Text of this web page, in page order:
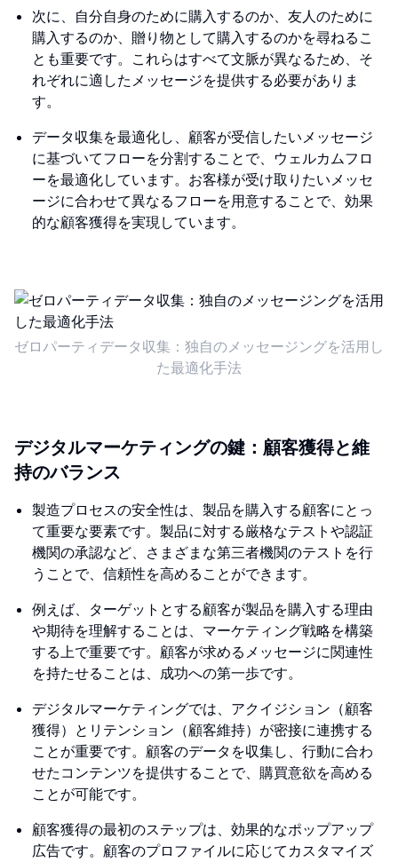
次に、自分自身のために購入するのか、友人のために
購入するのか、贈り物として購入するのかを尋ねるこ
とも重要です。これらはすべて文脈が異なるため、そ
れぞれに適したメッセージを提供する必要がありま
す。
データ収集を最適化し、顧客が受信したいメッセージ
に基づいてフローを分割することで、ウェルカムフロ
ーを最適化しています。お客様が受け取りたいメッセ
ージに合わせて異なるフローを用意することで、効果
的な顧客獲得を実現しています。
ゼロパーティデータ収集：独自のメッセージングを活用し
た最適化手法
デジタルマーケティングの鍵：顧客獲得と維
持のバランス
製造プロセスの安全性は、製品を購入する顧客にとっ
て重要な要素です。製品に対する厳格なテストや認証
機関の承認など、さまざまな第三者機関のテストを行
うことで、信頼性を高めることができます。
例えば、ターゲットとする顧客が製品を購入する理由
や期待を理解することは、マーケティング戦略を構築
する上で重要です。顧客が求めるメッセージに関連性
を持たせることは、成功への第一歩です。
デジタルマーケティングでは、アクイジション（顧客
獲得）とリテンション（顧客維持）が密接に連携する
ことが重要です。顧客のデータを収集し、行動に合わ
せたコンテンツを提供することで、購買意欲を高める
ことが可能です。
顧客獲得の最初のステップは、効果的なポップアップ
広告です。顧客のプロファイルに応じてカスタマイズ